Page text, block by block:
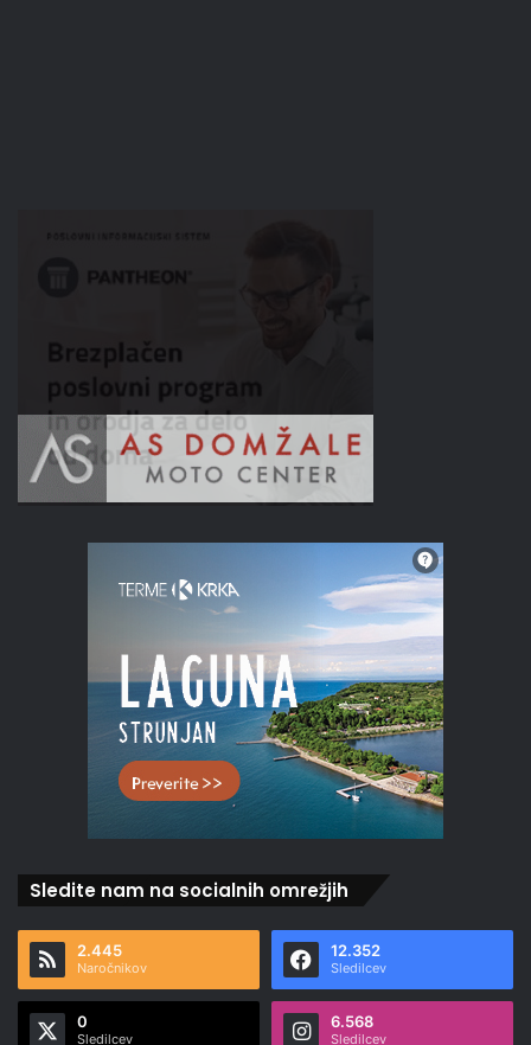
Sledite nam na socialnih omrežjih
2.445
Naročnikov
12.352
Sledilcev
0
Sledilcev
6.568
Sledilcev